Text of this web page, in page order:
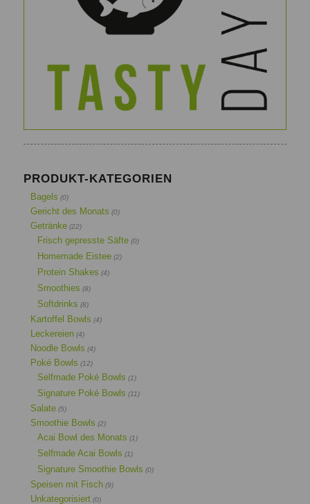
PRODUKT-KATEGORIEN
Bagels (0)
Gericht des Monats (0)
Getränke (22)
Frisch gepresste Säfte (0)
Homemade Eistee (2)
Protein Shakes (4)
Smoothies (8)
Softdrinks (8)
Kartoffel Bowls (4)
Leckereien (4)
Noodle Bowls (4)
Poké Bowls (12)
Selfmade Poké Bowls (1)
Signature Poké Bowls (11)
Salate (5)
Smoothie Bowls (2)
Acai Bowl des Monats (1)
Selfmade Acai Bowls (1)
Signature Smoothie Bowls (0)
Speisen mit Fisch (9)
Unkategorisiert (0)